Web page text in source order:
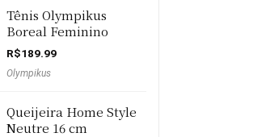
Tênis Olympikus
Boreal Feminino
R$189.99
Olympikus
Queijeira Home Style
Neutre 16 cm